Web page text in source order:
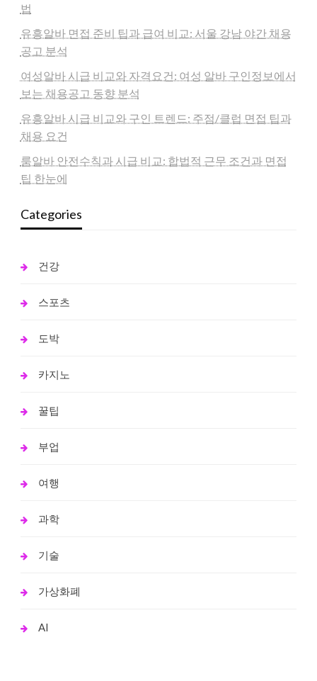
법
유흥알바 면접 준비 팁과 급여 비교: 서울 강남 야간 채용
공고 분석
여성알바 시급 비교와 자격요건: 여성 알바 구인정보에서
보는 채용공고 동향 분석
유흥알바 시급 비교와 구인 트렌드: 주점/클럽 면접 팁과
채용 요건
룸알바 안전수칙과 시급 비교: 합법적 근무 조건과 면접
팁 한눈에
Categories
건강
스포츠
도박
카지노
꿀팁
부업
여행
과학
기술
가상화폐
AI